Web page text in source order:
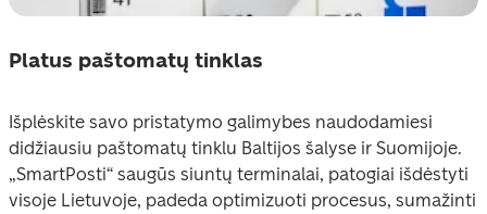
Platus paštomatų tinklas
Išplėskite savo pristatymo galimybes naudodamiesi
didžiausiu paštomatų tinklu Baltijos šalyse ir Suomijoje.
„SmartPosti“ saugūs siuntų terminalai, patogiai išdėstyti
visoje Lietuvoje, padeda optimizuoti procesus, sumažinti